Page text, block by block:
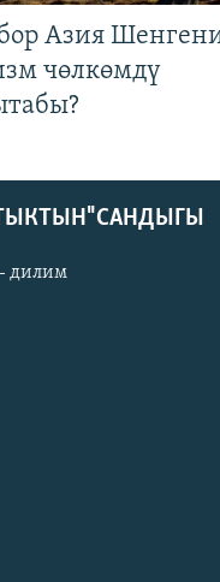
Азия
чөлкөмдү
САНДЫГЫ
дилим